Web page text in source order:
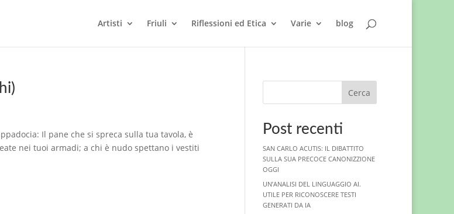
Artisti Friuli Riflessioni ed Etica Varie blog
Il pane che si spreca sulla tua tavola, è
nei tuoi armadi; a chi è nudo spettano i vestiti
Cerca
Post recenti
SAN CARLO ACUTIS: IL DIBATTITO
SULLA SUA PRECOCE CANONIZZIONE
OGGI
UN’ANALISI DEL LINGUAGGIO AI.
UTILE PER RICONOSCERE TESTI
GENERATI DA IA